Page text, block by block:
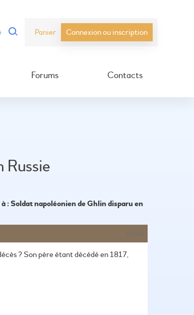
Panier Connexion ou inscription
Forums Contacts
Russie
: Soldat napoléonien de Ghlin disparu en
? Son père étant décédé en 1817,